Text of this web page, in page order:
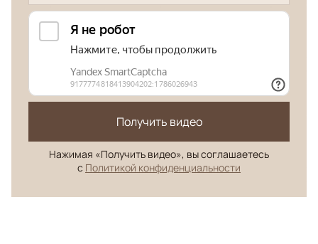
Получить видео
Нажимая «Получить видео», вы соглашаетесь
с Политикой конфиденциальности